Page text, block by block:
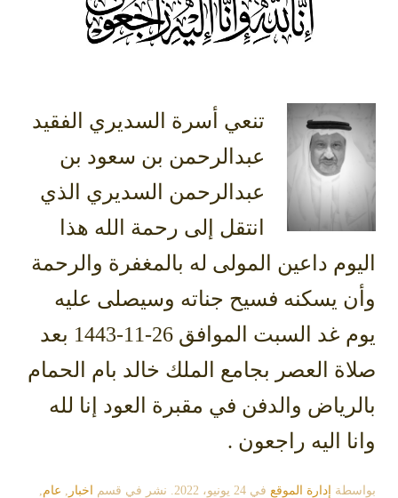
تنعي أسرة السديري الفقيد
عبدالرحمن بن سعود بن
عبدالرحمن السديري الذي
انتقل إلى رحمة الله هذا
اليوم داعين المولى له بالمغفرة والرحمة
وأن يسكنه فسيح جناته وسيصلى عليه
يوم غد السبت الموافق 26-11-1443 بعد
صلاة العصر بجامع الملك خالد بام الحمام
بالرياض والدفن في مقبرة العود إنا لله
وانا اليه راجعون .
بواسطة إدارة الموقع في 24 يونيو، 2022 . نشر في قسم اخبار عام